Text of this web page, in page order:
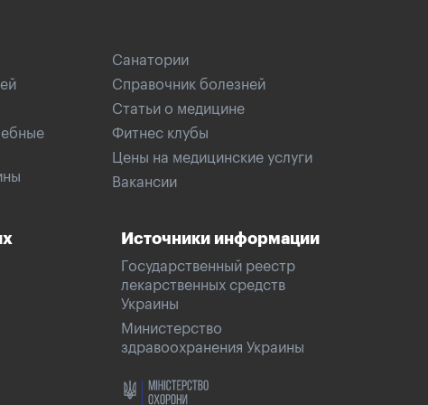
Санатории
Справочник болезней
Статьи о медицине
Фитнес клубы
Цены на медицинские услуги
Вакансии
Источники информации
Государственный реестр
лекарственных средств
Украины
Министерство
здравоохранения Украины